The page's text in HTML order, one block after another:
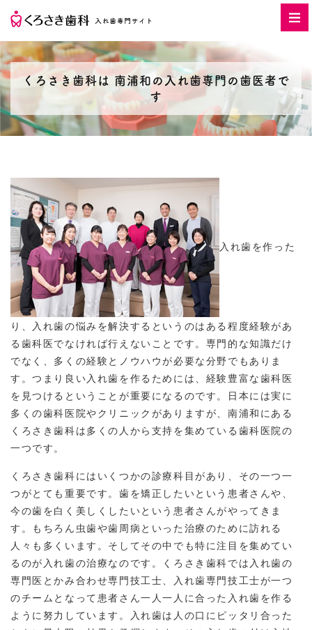
くろさき歯科は 南浦和の入れ歯専門の歯医者で
す
入れ歯を作った
り、入れ歯の悩みを解決するというのはある程度経験があ
る歯科医でなければ行えないことです。専門的な知識だけ
でなく、多くの経験とノウハウが必要な分野でもありま
す。つまり良い入れ歯を作るためには、経験豊富な歯科医
を見つけるということが重要になるのです。日本には実に
多くの歯科医院やクリニックがありますが、南浦和にある
くろさき歯科は多くの人から支持を集めている歯科医院の
一つです。
くろさき歯科にはいくつかの診療科目があり、その一つ一
つがとても重要です。歯を矯正したいという患者さんや、
今の歯を白く美しくしたいという患者さんがやってきま
す。もちろん虫歯や歯周病といった治療のために訪れる
人々も多くいます。そしてその中でも特に注目を集めてい
るのが入れ歯の治療なのです。くろさき歯科では入れ歯の
専門医とかみ合わせ専門技工士、入れ歯専門技工士が一つ
のチームとなって患者さん一人一人に合った入れ歯を作る
ように努力しています。入れ歯は人の口にピッタリ合った